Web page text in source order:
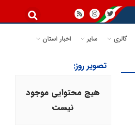
گالری سایر اخبار استان
تصویر روز:
هیچ محتوایی موجود
نیست